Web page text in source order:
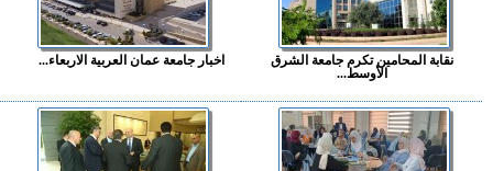
نقابة المحامين تكرم جامعة الشرق
الأوسط...
اخبار جامعة عمان العربية الاربعاء...